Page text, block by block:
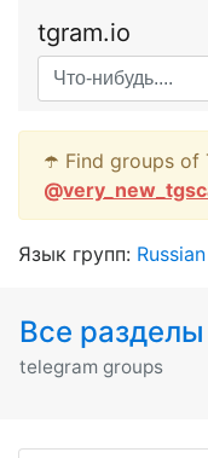
tgram.io
☂️ Find groups of
@
Язык групп: Russian
Все разделы
telegram groups